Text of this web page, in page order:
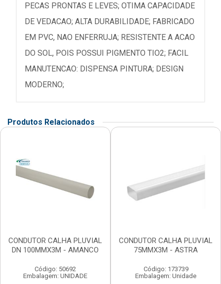
PECAS PRONTAS E LEVES; OTIMA CAPACIDADE
DE VEDACAO; ALTA DURABILIDADE; FABRICADO
EM PVC, NAO ENFERRUJA; RESISTENTE A ACAO
DO SOL, POIS POSSUI PIGMENTO TIO2; FACIL
MANUTENCAO: DISPENSA PINTURA; DESIGN
MODERNO;
Produtos Relacionados
CONDUTOR CALHA PLUVIAL
DN 100MMX3M - AMANCO
Código: 50692
Embalagem: UNIDADE
CONDUTOR CALHA PLUVIAL
75MMX3M - ASTRA
Código: 173739
Embalagem: Unidade